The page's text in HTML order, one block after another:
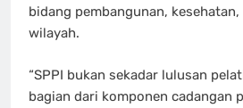
bidang pembangunan,
wilayah.
“SPPI bukan sekadar lulusan
bagian dari komponen cadangan